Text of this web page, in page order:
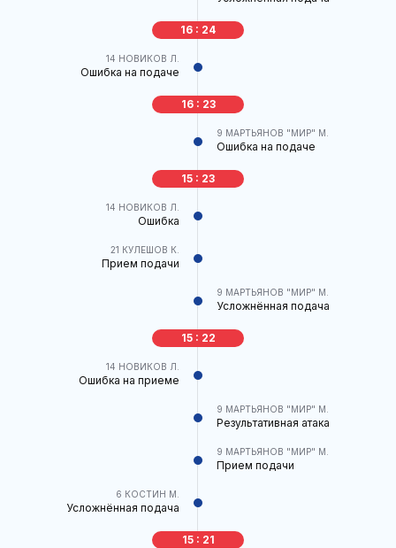
16 : 24
14 НОВИКОВ Л.
Ошибка на подаче
16 : 23
9 МАРТЬЯНОВ "МИР" М.
Ошибка на подаче
15 : 23
14 НОВИКОВ Л.
Ошибка
21 КУЛЕШОВ К.
Прием подачи
9 МАРТЬЯНОВ "МИР" М.
Усложнённая подача
15 : 22
14 НОВИКОВ Л.
Ошибка на приеме
9 МАРТЬЯНОВ "МИР" М.
Результативная атака
9 МАРТЬЯНОВ "МИР" М.
Прием подачи
6 КОСТИН М.
Усложнённая подача
15 : 21